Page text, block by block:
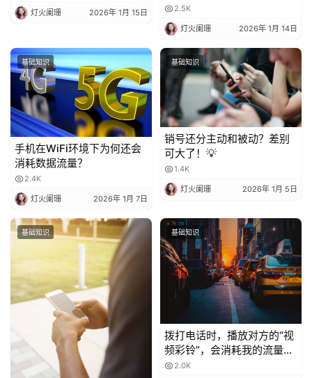
灯火阑珊 2026年 1月 15日 2.5K
灯火阑珊 2026年 1月 14日
基础知识
手机在WiFi环境下为何还会
消耗数据流量？
2.4K
灯火阑珊 2026年 1月 7日
基础知识
销号还分主动和被动？差别
可大了！💡
1.4K
灯火阑珊 2026年 1月 5日
基础知识 基础知识
拨打电话时，播放对方的“视
频彩铃”，会消耗我的流量
吗？
2.0K